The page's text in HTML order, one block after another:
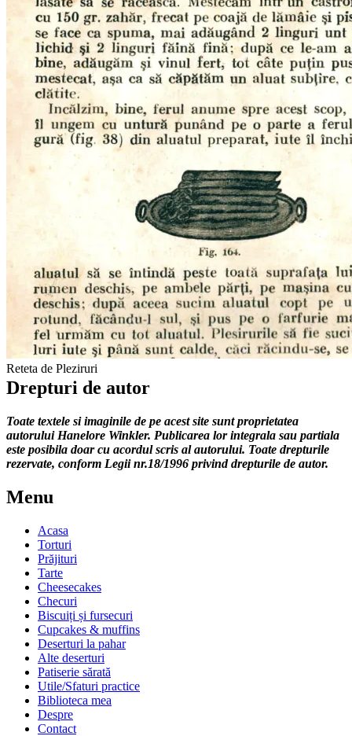
Reteta de Pleziruri
Drepturi de autor
Toate textele si imaginile de pe acest site sunt proprietatea
autorului Hanelore Winkler. Publicarea lor integrala sau partiala
este posibila doar cu acordul scris al autorului. Toate drepturile
rezervate, conform Legii nr.18/1996 privind drepturile de autor.
Menu
Acasa
Torturi
Prăjituri
Tarte
Cheesecakes
Checuri
Biscuiți și fursecuri
Cupcakes & muffins
Deserturi la pahar
Alte deserturi
Patiserie sărată
Utile/Sfaturi practice
Biblioteca mea
Despre
Contact